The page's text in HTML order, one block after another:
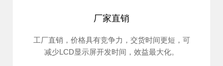
厂家直销
工厂直销，价格具有竞争力，交货时间更短，可
减少LCD显示屏开发时间，效益最大化。